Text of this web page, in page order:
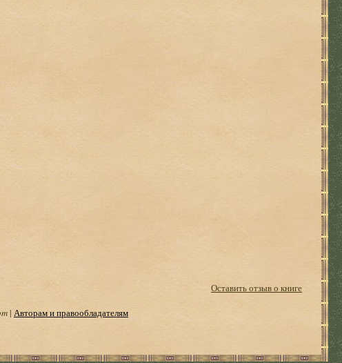
Оставить отзыв о книге
| Авторам и правообладателям